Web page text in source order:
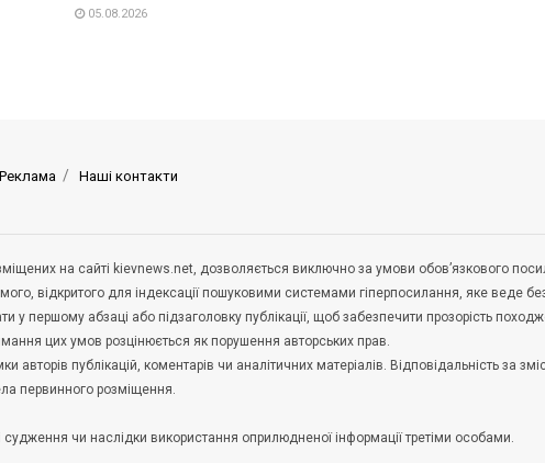
05.08.2026
Реклама Наші контакти
на сайті kievnews.net, дозволяється виключно за умови обов’язкового
відкритого для індексації пошуковими системами гіперпосилання, яке веде
у першому абзаці або підзаголовку публікації, щоб забезпечити прозорість
цих умов розцінюється як порушення авторських прав.
публікацій, коментарів чи аналітичних матеріалів. Відповідальність за
первинного розміщення.
судження чи наслідки використання оприлюдненої інформації третіми особами.